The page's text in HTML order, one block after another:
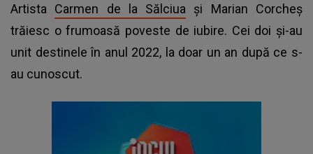
Artista Carmen de la Sălciua și Marian Corcheș
trăiesc o frumoasă poveste de iubire. Cei doi și-au
unit destinele în anul 2022, la doar un an după ce s-
au cunoscut.